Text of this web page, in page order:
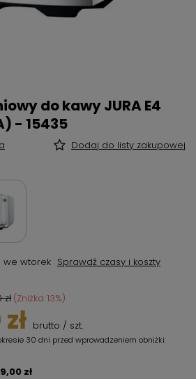
do kawy JURA E4
- 15435
Dodaj do listy zakupowej
we wtorek Sprawdź czasy i koszty
(Zniżka 13%)
brutto / szt.
30 dni przed wprowadzeniem obniżki:
zł